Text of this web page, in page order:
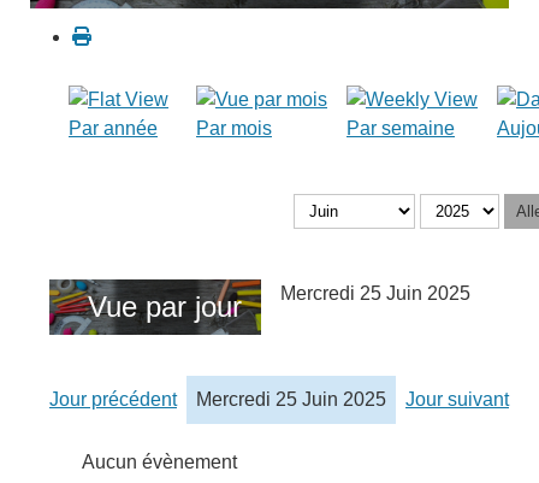
Par année Par mois Par semaine
Vue par jour Mercredi 25 Juin 2025
Jour précédent Mercredi 25 Juin 2025 Jour suivant
Aucun évènement